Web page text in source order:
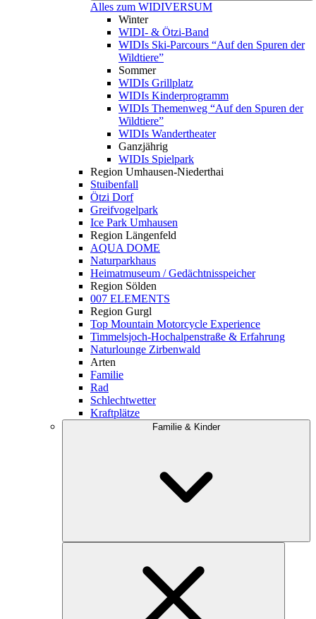
Alles zum WIDIVERSUM
Winter
WIDI- & Ötzi-Band
WIDIs Ski-Parcours “Auf den Spuren der
Wildtiere”
Sommer
WIDIs Grillplatz
WIDIs Kinderprogramm
WIDIs Themenweg “Auf den Spuren der
Wildtiere”
WIDIs Wandertheater
Ganzjährig
WIDIs Spielpark
Region Umhausen-Niederthai
Stuibenfall
Ötzi Dorf
Greifvogelpark
Ice Park Umhausen
Region Längenfeld
AQUA DOME
Naturparkhaus
Heimatmuseum / Gedächtnisspeicher
Region Sölden
007 ELEMENTS
Region Gurgl
Top Mountain Motorcycle Experience
Timmelsjoch-Hochalpenstraße & Erfahrung
Naturlounge Zirbenwald
Arten
Familie
Rad
Schlechtwetter
Kraftplätze
Familie & Kinder